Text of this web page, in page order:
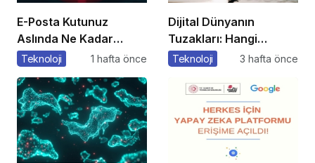
E-Posta Kutunuz
Aslında Ne Kadar
Güvenli?
Teknoloji 1 hafta önce
Dijital Dünyanın
Tuzakları: Hangi
Yöntemleri
Teknoloji 3 hafta önce